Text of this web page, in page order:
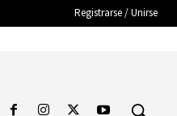
Registrarse / Unirse